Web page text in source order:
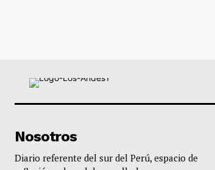
Nosotros
Diario referente del sur del Perú, espacio de